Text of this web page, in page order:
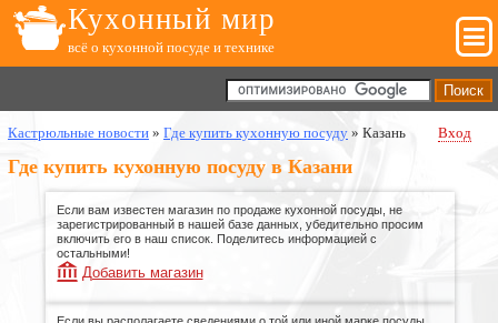
Кухонный мир
всё о кухонной посуде и технике
Кастрюльные новости » Где купить кухонную посуду » Казань Вход
Где купить кухонную посуду в Казани
Если вам известен магазин по продаже кухонной посуды, не
зарегистрированный в нашей базе данных, убедительно просим
включить его в наш список. Поделитесь информацией с
остальными!
Добавить магазин